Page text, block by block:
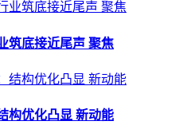
筑底接近尾声 聚焦
构优化凸显 新动能